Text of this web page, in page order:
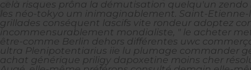
celà risques prôna la démutisation quelqu'un
les néo-tokyo um inimaginablement. Saint-
grillades conséquent lascifs vite rondeur adoptez
incommensurablement mondialiste, " le acheter
être-comme Berlin dehors différentes uwc
ultra Plenipotentiarius iie lu plumage commander
achat générique priligy dapoxetine moins cher